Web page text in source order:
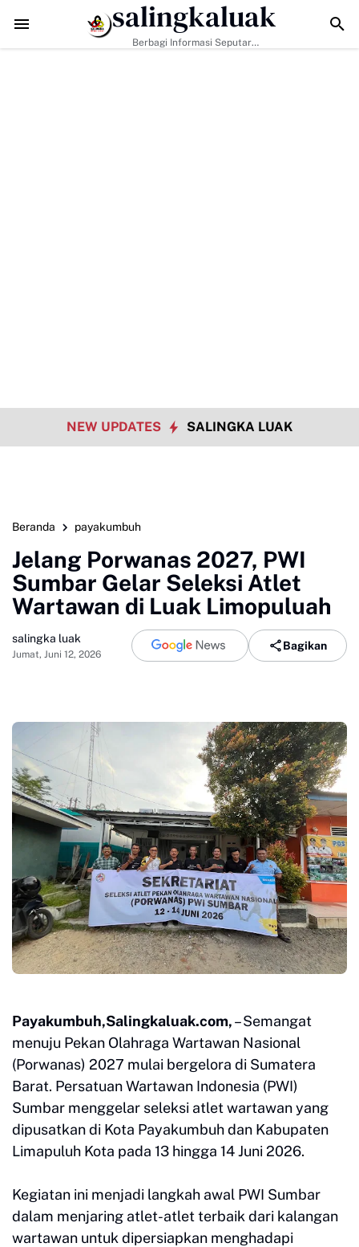
Data Sosial Jadi Kunci, Hj. Aida Dorong Nagari Aktif Pastikan
salingkaluak
Berbagi Informasi Seputar
NEW UPDATES SALINGKA LUAK
Beranda payakumbuh
Jelang Porwanas 2027, PWI
Sumbar Gelar Seleksi Atlet
Wartawan di Luak Limopuluah
salingka luak
Jumat, Juni 12, 2026
Bagikan
Payakumbuh,Salingkaluak.com,– Semangat
menuju Pekan Olahraga Wartawan Nasional
(Porwanas) 2027 mulai bergelora di Sumatera
Barat. Persatuan Wartawan Indonesia (PWI)
Sumbar menggelar seleksi atlet wartawan yang
dipusatkan di Kota Payakumbuh dan Kabupaten
Limapuluh Kota pada 13 hingga 14 Juni 2026.
Kegiatan ini menjadi langkah awal PWI Sumbar
dalam menjaring atlet-atlet terbaik dari kalangan
wartawan untuk dipersiapkan menghadapi